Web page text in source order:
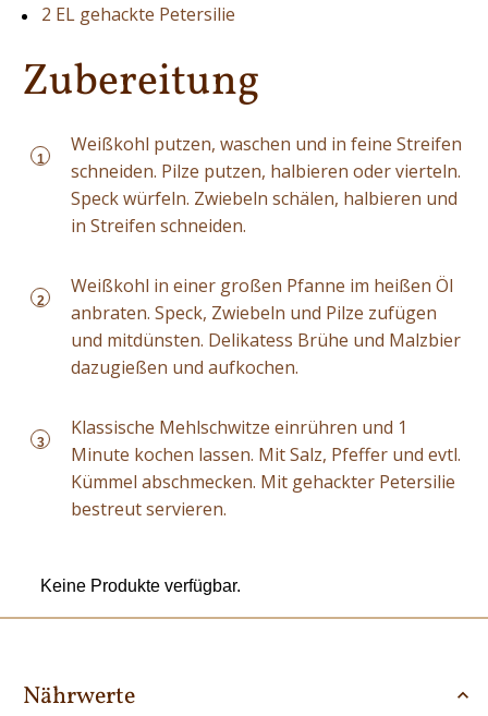
2 EL gehackte Petersilie
Zubereitung
1
Weißkohl putzen, waschen und in feine Streifen
schneiden. Pilze putzen, halbieren oder vierteln.
Speck würfeln. Zwiebeln schälen, halbieren und
in Streifen schneiden.
2
Weißkohl in einer großen Pfanne im heißen Öl
anbraten. Speck, Zwiebeln und Pilze zufügen
und mitdünsten. Delikatess Brühe und Malzbier
dazugießen und aufkochen.
3
Klassische Mehlschwitze einrühren und 1
Minute kochen lassen. Mit Salz, Pfeffer und evtl.
Kümmel abschmecken. Mit gehackter Petersilie
bestreut servieren.
Keine Produkte verfügbar.
Nährwerte